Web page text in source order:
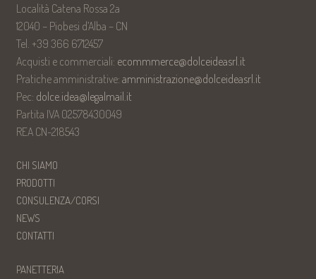
Località Catena Rossa 2a
12040 – Piobesi d’Alba – CN
Tel. +39 366 6712457
Acquisti e commerciali: ecommmerce@dolceideasrl.it
Pratiche amministrative: amministrazione@dolceideasrl.it
Pec: dolce.idea@legalmail.it
Partita IVA 02578430049
REA CN-218543
CHI SIAMO
PRODOTTI
CONSULENZA/CORSI
NEWS
CONTATTI
PANETTERIA